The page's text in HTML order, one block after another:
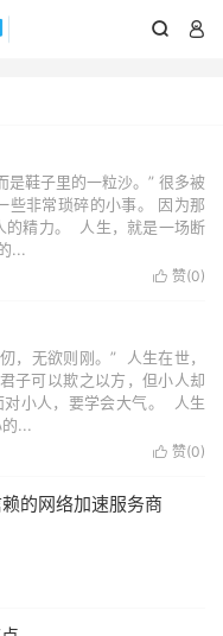
 
是鞋子里的一粒沙。” 很多被
些非常琐碎的小事。 因为那
的精力。 人生，就是一场断
...
 赞(0)
，无欲则刚。” 人生在世，
子可以欺之以方，但小人却
小人，要学会大气。 人生
...
 赞(0)
的网络加速服务商